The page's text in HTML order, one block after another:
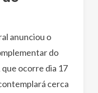
anunciou o
do
que ocorre dia 17
cerca